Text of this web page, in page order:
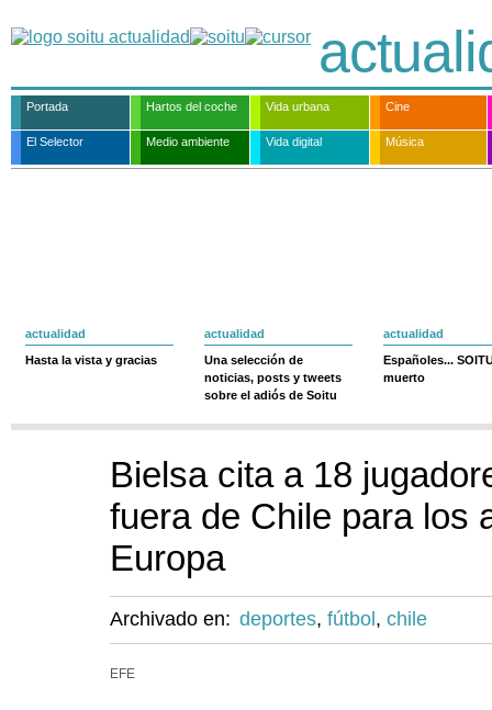
Portada Hartos del coche Vida urbana Cine
El Selector Medio ambiente Vida digital Música
actualidad
Hasta la vista y gracias
actualidad
Una selección de
noticias, posts y tweets
sobre el adiós de Soitu
actualidad
Españoles...
muerto
Bielsa cita a 18
fuera de Chile para los
Europa
Archivado en: deportes, fútbol , chile
EFE